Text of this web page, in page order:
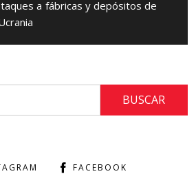
a fábricas y depósitos de
FACEBOOK